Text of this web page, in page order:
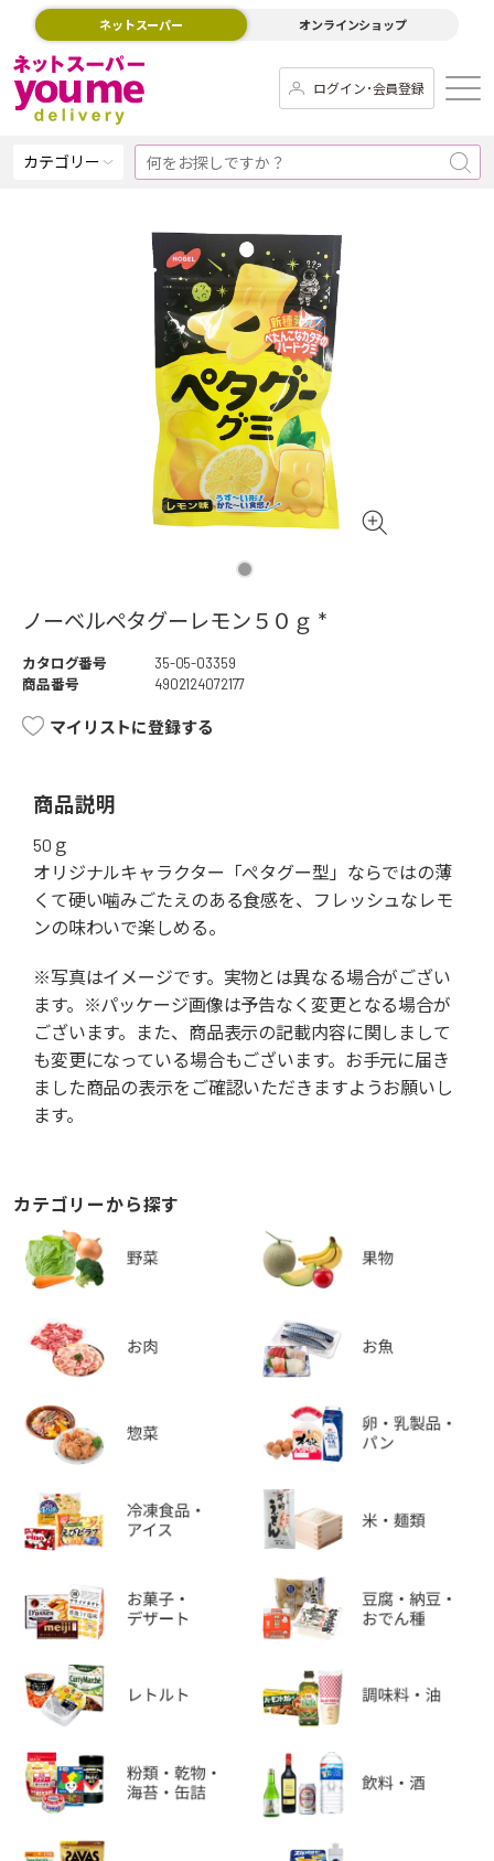
ネットスーパー オンラインショップ
ログイン･会員登録
カテゴリー
ノーベルペタグーレモン５０ｇ *
カタログ番号
35-05-03359
商品番号
4902124072177
マイリストに登録する
商品説明
50ｇ
オリジナルキャラクター「ぺタグー型」ならではの薄
くて硬い噛みごたえのある食感を、フレッシュなレモ
ンの味わいで楽しめる。
※写真はイメージです。実物とは異なる場合がござい
ます。※パッケージ画像は予告なく変更となる場合が
ございます。また、商品表示の記載内容に関しまして
も変更になっている場合もございます。お手元に届き
ました商品の表示をご確認いただきますようお願いし
ます。
カテゴリーから探す